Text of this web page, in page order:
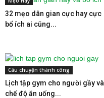
32 mẹo dân gian cực hay cực
bổ ích ai cũng...
Câu chuyện thành công
Lịch tập gym cho người gầy và
chế độ ăn uống...